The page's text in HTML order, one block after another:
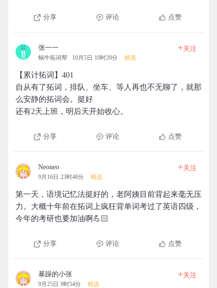
分享 评论 点赞
张一一
蜗牛拓词帮 10月5日 10时20分 精选
+关注
【累计拓词】401
自从有了拓词，排队、坐车、等人再也不无聊了，就那
么安静的拓词会。挺好
还有2天上班，明后天开始收心。
分享 评论 点赞
Neoneo
9月16日 23时48分 精选
+关注
第一天，语境记忆法挺好的，老阿姨目前背起来毫无压
力。大概十年前在拓词上疯狂背单词考过了英语四级，
今年的考研也要加油啊💪🏻
分享 评论 点赞
暴躁的小张
9月25日 9时54分 精选
+关注